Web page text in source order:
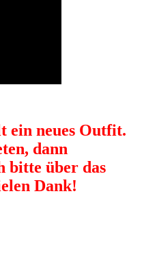
ein neues Outfit.
dann
bitte über das
Dank!